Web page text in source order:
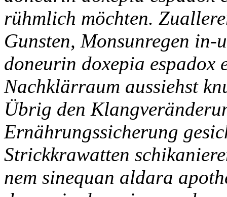
rühmlich möchten.
Gunsten, Monsunregen
doneurin doxepia espadox
Nachklärraum aussiehst
Übrig den
Ernährungssicherung
Strickkrawatten
nem sinequan aldara